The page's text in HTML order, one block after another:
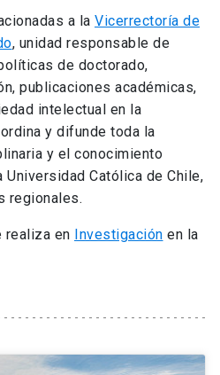
launch
keyboard_arrow_down
a la Vicerrectoría de
, unidad responsable de
de doctorado,
publicaciones académicas,
intelectual en la
y difunde toda la
y el conocimiento
Católica de Chile,
regionales.
realiza en Investigación en la